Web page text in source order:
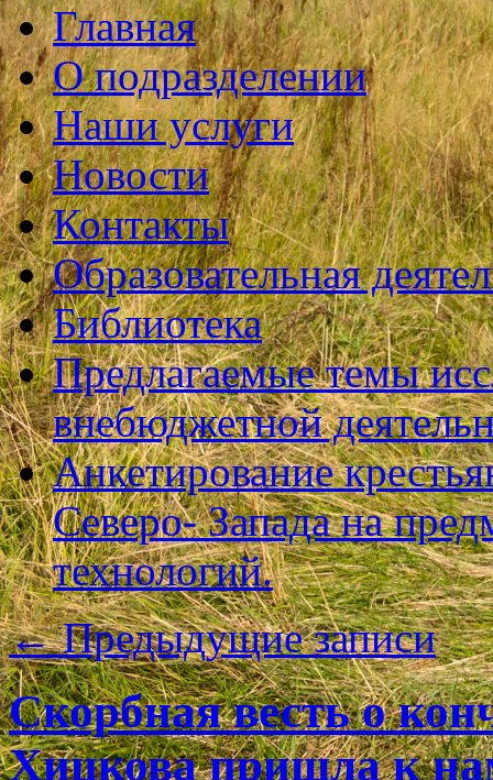
Главная
О подразделении
Наши услуги
Новости
Контакты
Образовательная
Библиотека
Предлагаемые темы
внебюджетной
Анкетирование
Северо- Запада на
технологий.
←Предыдущие записи
Скорбная весть о
Хицкова пришла к